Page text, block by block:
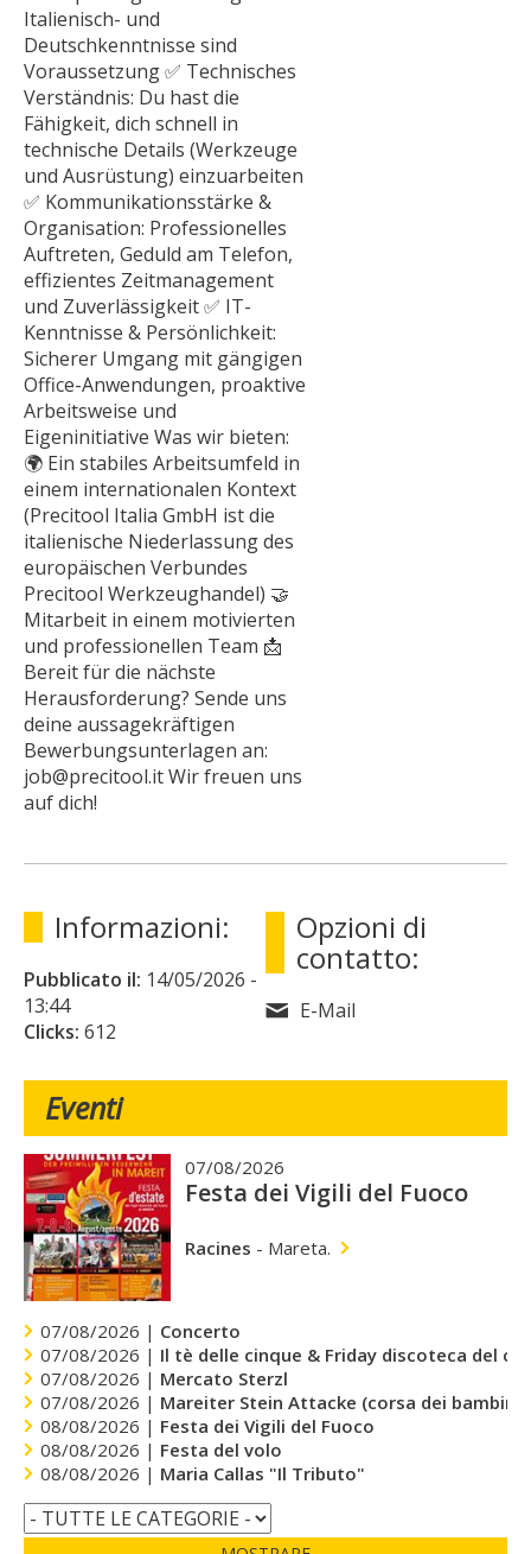
Italienisch- und
Deutschkenntnisse sind
Voraussetzung ✅ Technisches
Verständnis: Du hast die
Fähigkeit, dich schnell in
technische Details (Werkzeuge
und Ausrüstung) einzuarbeiten
✅ Kommunikationsstärke &
Organisation: Professionelles
Auftreten, Geduld am Telefon,
effizientes Zeitmanagement
und Zuverlässigkeit ✅ IT-
Kenntnisse & Persönlichkeit:
Sicherer Umgang mit gängigen
Office-Anwendungen, proaktive
Arbeitsweise und
Eigeninitiative Was wir bieten:
🌍 Ein stabiles Arbeitsumfeld in
einem internationalen Kontext
(Precitool Italia GmbH ist die
italienische Niederlassung des
europäischen Verbundes
Precitool Werkzeughandel) 🤝
Mitarbeit in einem motivierten
und professionellen Team 📩
Bereit für die nächste
Herausforderung? Sende uns
deine aussagekräftigen
Bewerbungsunterlagen an:
job@precitool.it Wir freuen uns
auf dich!
Informazioni:
Pubblicato il: 14/05/2026 -
13:44
Clicks: 612
Opzioni di
contatto:
E-Mail
Eventi
07/08/2026
Festa dei Vigili del Fuoco
Racines - Mareta.
07/08/2026 | Concerto
07/08/2026 | Il tè delle cinque & Friday discoteca del
07/08/2026 | Mercato Sterzl
07/08/2026 | Mareiter Stein Attacke (corsa dei bambini)
08/08/2026 | Festa dei Vigili del Fuoco
08/08/2026 | Festa del volo
08/08/2026 | Maria Callas "Il Tributo"